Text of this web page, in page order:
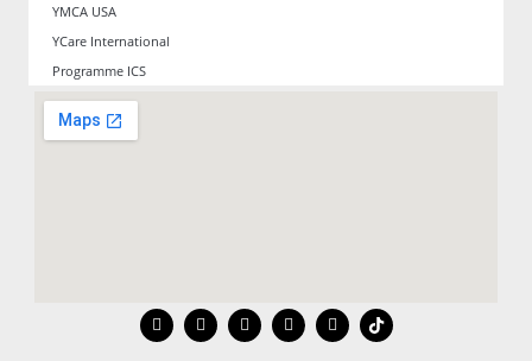
YMCA USA
YCare International
Programme ICS